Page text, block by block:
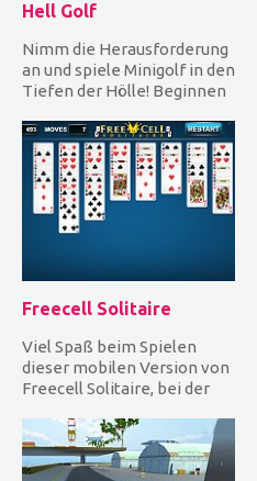
Hell Golf
Nimm die Herausforderung
an und spiele Minigolf in den
Tiefen der Hölle! Beginnen
Freecell Solitaire
Viel Spaß beim Spielen
dieser mobilen Version von
Freecell Solitaire, bei der